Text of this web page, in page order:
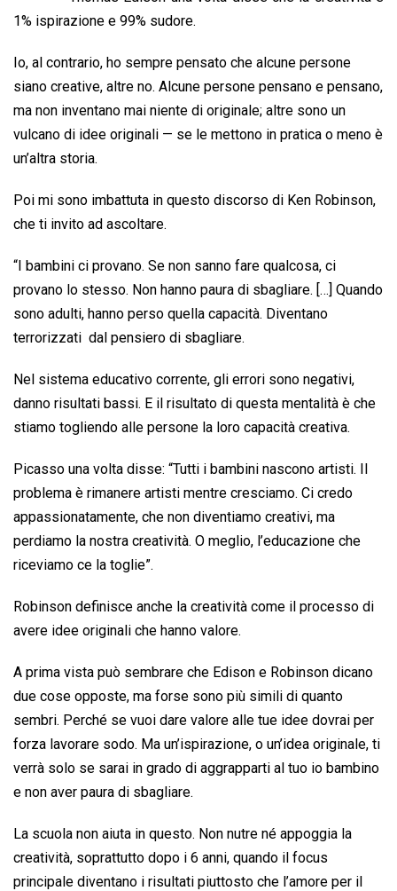
o
k
A
p
d
n
d
k
1% ispirazione e 99% sudore.
Io, al contrario, ho sempre pensato che alcune persone
siano creative, altre no. Alcune persone pensano e pensano,
ma non inventano mai niente di originale; altre sono un
vulcano di idee originali — se le mettono in pratica o meno è
un’altra storia.
Poi mi sono imbattuta in questo discorso di Ken Robinson,
che ti invito ad ascoltare.
“I bambini ci provano. Se non sanno fare qualcosa, ci
provano lo stesso. Non hanno paura di sbagliare. […] Quando
sono adulti, hanno perso quella capacità. Diventano
terrorizzati dal pensiero di sbagliare.
Nel sistema educativo corrente, gli errori sono negativi,
danno risultati bassi. E il risultato di questa mentalità è che
stiamo togliendo alle persone la loro capacità creativa.
Picasso una volta disse: “Tutti i bambini nascono artisti. Il
problema è rimanere artisti mentre cresciamo. Ci credo
appassionatamente, che non diventiamo creativi, ma
perdiamo la nostra creatività. O meglio, l’educazione che
riceviamo ce la toglie”.
Robinson definisce anche la creatività come il processo di
avere idee originali che hanno valore.
A prima vista può sembrare che Edison e Robinson dicano
due cose opposte, ma forse sono più simili di quanto
sembri. Perché se vuoi dare valore alle tue idee dovrai per
forza lavorare sodo. Ma un’ispirazione, o un’idea originale, ti
verrà solo se sarai in grado di aggrapparti al tuo io bambino
e non aver paura di sbagliare.
La scuola non aiuta in questo. Non nutre né appoggia la
creatività, soprattutto dopo i 6 anni, quando il focus
principale diventano i risultati piuttosto che l’amore per il